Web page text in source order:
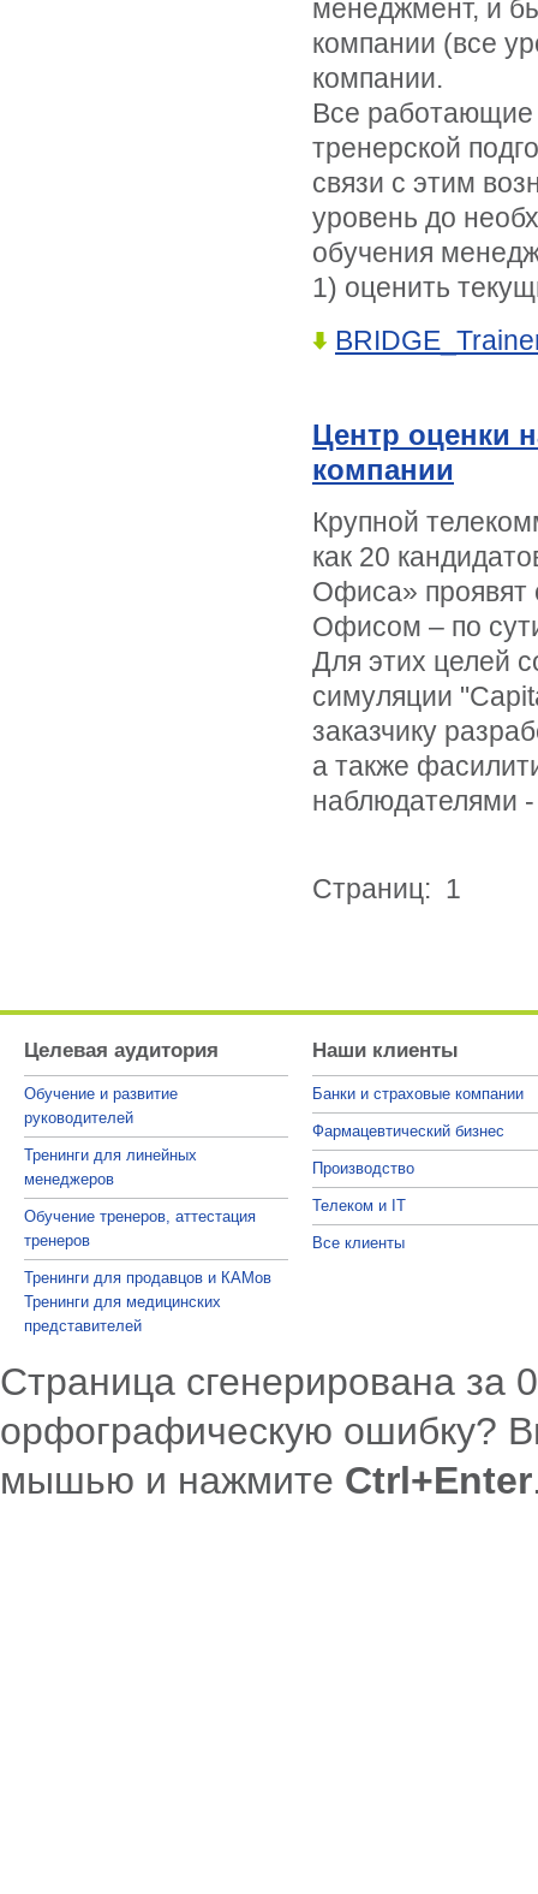
менеджмент, и
компании (все
компании.
Все
тренерской
связи с этим
уровень до
обучения
1) оценить
Центр оценки
компании
Крупной
как 20
Офиса» проявят
Офисом – по
Для этих целей
симуляции
заказчику
а также
наблюдателями
Страниц: 1
Целевая аудитория
Обучение и развитие
руководителей
Тренинги для линейных
менеджеров
Обучение тренеров, аттестация
тренеров
Тренинги для продавцов и КАМов
Тренинги для медицинских
представителей
Наши клиенты
Банки и страховые компании
Фармацевтический бизнес
Производство
Телеком и IT
Все клиенты
Страница сгенерирована за
орфографическую ошибку?
мышью и нажмите Ctrl+Enter